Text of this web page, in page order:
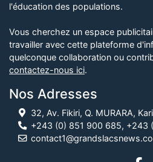
l'éducation des populations.
Vous cherchez un espace
travailler avec cette plateforme
quelconque collaboration ou
contactez-nous ici.
Nos Adresses
32, Av. Fikiri, Q. MURARA,
+243 (0) 851 900 685, +243